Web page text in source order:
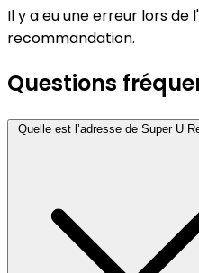
Il y a eu une erreur lors de
recommandation.
Questions
Quelle est l’adresse de Super U